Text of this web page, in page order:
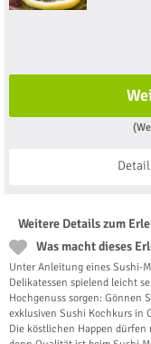
Weitere Details zum
Was macht dieses
Unter Anleitung eines Sushi-
Delikatessen spielend leicht
Hochgenuss sorgen: Gönnen
exklusiven Sushi Kochkurs in
Die köstlichen Happen